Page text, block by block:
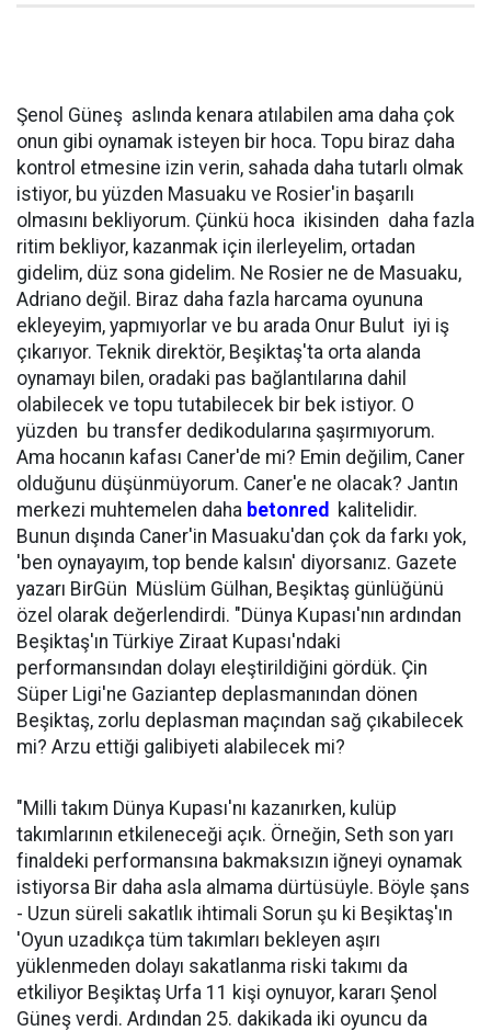
Şenol Güneş aslında kenara atılabilen ama daha çok
onun gibi oynamak isteyen bir hoca. Topu biraz daha
kontrol etmesine izin verin, sahada daha tutarlı olmak
istiyor, bu yüzden Masuaku ve Rosier'in başarılı
olmasını bekliyorum. Çünkü hoca ikisinden daha fazla
ritim bekliyor, kazanmak için ilerleyelim, ortadan
gidelim, düz sona gidelim. Ne Rosier ne de Masuaku,
Adriano değil. Biraz daha fazla harcama oyununa
ekleyeyim, yapmıyorlar ve bu arada Onur Bulut iyi iş
çıkarıyor. Teknik direktör, Beşiktaş'ta orta alanda
oynamayı bilen, oradaki pas bağlantılarına dahil
olabilecek ve topu tutabilecek bir bek istiyor. O
yüzden bu transfer dedikodularına şaşırmıyorum.
Ama hocanın kafası Caner'de mi? Emin değilim, Caner
olduğunu düşünmüyorum. Caner'e ne olacak? Jantın
merkezi muhtemelen daha betonred kalitelidir.
Bunun dışında Caner'in Masuaku'dan çok da farkı yok,
'ben oynayayım, top bende kalsın' diyorsanız. Gazete
yazarı BirGün Müslüm Gülhan, Beşiktaş günlüğünü
özel olarak değerlendirdi. "Dünya Kupası'nın ardından
Beşiktaş'ın Türkiye Ziraat Kupası'ndaki
performansından dolayı eleştirildiğini gördük. Çin
Süper Ligi'ne Gaziantep deplasmanından dönen
Beşiktaş, zorlu deplasman maçından sağ çıkabilecek
mi? Arzu ettiği galibiyeti alabilecek mi?
"Milli takım Dünya Kupası'nı kazanırken, kulüp
takımlarının etkileneceği açık. Örneğin, Seth son yarı
finaldeki performansına bakmaksızın iğneyi oynamak
istiyorsa Bir daha asla almama dürtüsüyle. Böyle şans
- Uzun süreli sakatlık ihtimali Sorun şu ki Beşiktaş'ın
'Oyun uzadıkça tüm takımları bekleyen aşırı
yüklenmeden dolayı sakatlanma riski takımı da
etkiliyor Beşiktaş Urfa 11 kişi oynuyor, kararı Şenol
Güneş verdi. Ardından 25. dakikada iki oyuncu da